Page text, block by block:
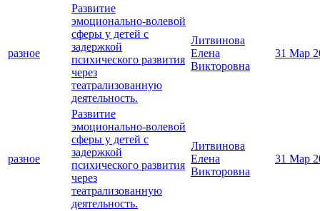
разное
Развитие
эмоционально-волевой
сферы у детей с
задержкой
психического развития
через
театрализованную
деятельность.
Литвинова
Елена
Викторовна
31 Мар
разное
Развитие
эмоционально-волевой
сферы у детей с
задержкой
психического развития
через
театрализованную
деятельность.
Литвинова
Елена
Викторовна
31 Мар